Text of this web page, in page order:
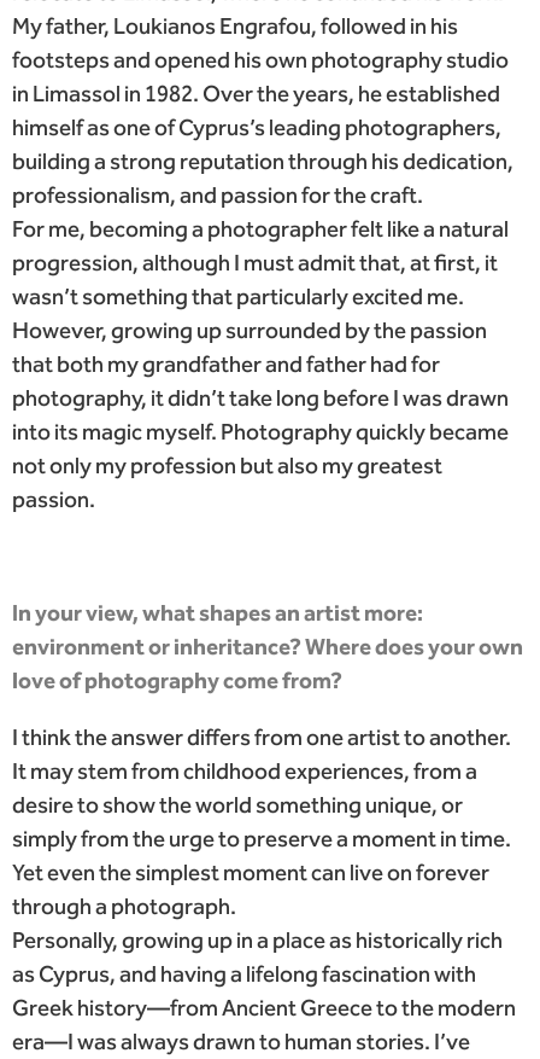
My father, Loukianos Engrafou, followed in his
footsteps and opened his own photography studio
in Limassol in 1982. Over the years, he established
himself as one of Cyprus’s leading photographers,
building a strong reputation through his dedication,
professionalism, and passion for the craft.
For me, becoming a photographer felt like a natural
progression, although I must admit that, at first, it
wasn’t something that particularly excited me.
However, growing up surrounded by the passion
that both my grandfather and father had for
photography, it didn’t take long before I was drawn
into its magic myself. Photography quickly became
not only my profession but also my greatest
passion.
In your view, what shapes an artist more:
environment or inheritance? Where does your own
love of photography come from?
I think the answer differs from one artist to another.
It may stem from childhood experiences, from a
desire to show the world something unique, or
simply from the urge to preserve a moment in time.
Yet even the simplest moment can live on forever
through a photograph.
Personally, growing up in a place as historically rich
as Cyprus, and having a lifelong fascination with
Greek history—from Ancient Greece to the modern
era—I was always drawn to human stories. I’ve